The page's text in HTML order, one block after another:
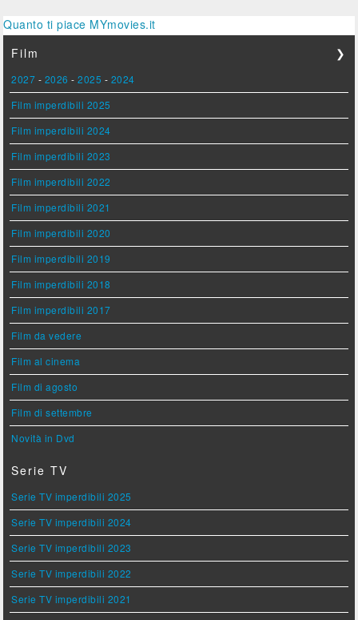
Quanto ti piace MYmovies.it
Film
❯
2027 - 2026 -2025 - 2024
Film imperdibili 2025
Film imperdibili 2024
Film imperdibili 2023
Film imperdibili 2022
Film imperdibili 2021
Film imperdibili 2020
Film imperdibili 2019
Film imperdibili 2018
Film imperdibili 2017
Film da vedere
Film al cinema
Film di agosto
Film di settembre
Novità in Dvd
Serie TV
Serie TV imperdibili 2025
Serie TV imperdibili 2024
Serie TV imperdibili 2023
Serie TV imperdibili 2022
Serie TV imperdibili 2021